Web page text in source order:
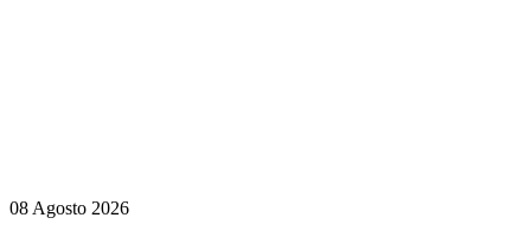
08 Agosto 2026